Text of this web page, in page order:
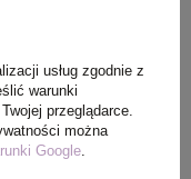
usług zgodnie z
warunki
przeglądarce.
można
Google